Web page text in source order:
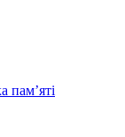
пам’яті